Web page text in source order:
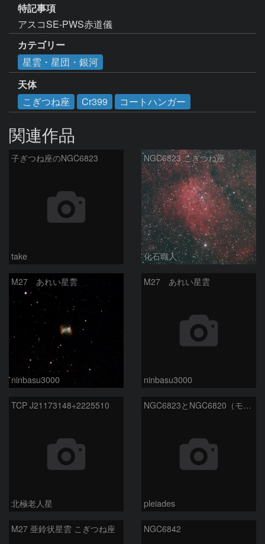
特記事項
アスコSE-PWS赤道儀
カテゴリー
星雲・星団・銀河
天体
こぎつね座
Cr399 コートハンガー
関連作品
子ぎつね座のNGC6823
take
NGC6823 こぎつね座
化石職人
M27 あれい星雲
ninbasu3000
M27 あれい星雲
ninbasu3000
TCP J21173148+2225510
北極老人星
NGC6823とNGC6820（モノクロ）
pleiades
M27 亜鈴状星雲 こぎつね座 NGC6842